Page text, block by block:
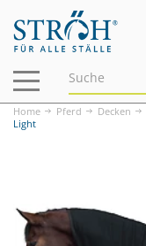
Navigation
ein-/ausblenden
Home Pferd Decken
Light